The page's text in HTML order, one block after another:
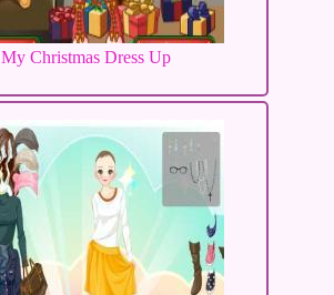
My Christmas Dress Up